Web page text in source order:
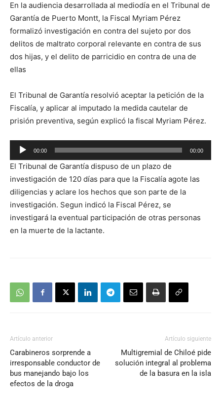
En la audiencia desarrollada al mediodía en el Tribunal de
Garantía de Puerto Montt, la Fiscal Myriam Pérez
formalizó investigación en contra del sujeto por dos
delitos de maltrato corporal relevante en contra de sus
dos hijas, y el delito de parricidio en contra de una de
ellas
El Tribunal de Garantía resolvió aceptar la petición de la
Fiscalía, y aplicar al imputado la medida cautelar de
prisión preventiva, según explicó la fiscal Myriam Pérez.
Reproductor
de
audio
00:00 00:00
El Tribunal de Garantía dispuso de un plazo de
investigación de 120 días para que la Fiscalía agote las
diligencias y aclare los hechos que son parte de la
investigación. Segun indicó la Fiscal Pérez, se
investigará la eventual participación de otras personas
en la muerte de la lactante.
Artículo anterior
Carabineros sorprende a
irresponsable conductor de
bus manejando bajo los
efectos de la droga
Artículo siguiente
Multigremial de Chiloé pide
solución integral al problema
de la basura en la isla